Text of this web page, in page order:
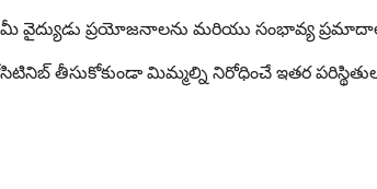
మీ వైద్యుడు ప్రయోజనాలను మరియు సంభావ్య
తీసుకోకుండా మిమ్మల్ని నిరోధించే ఇతర